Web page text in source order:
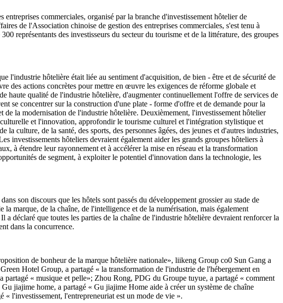
commerciales, organisé par la branche d'investissement hôtelier de
de l'Association chinoise de gestion des entreprises commerciales, s'est tenu à
représentants des investisseurs du secteur du tourisme et de la littérature, des groupes
l'industrie hôtelière était liée au sentiment d'acquisition, de bien - être et de sécurité de
des actions concrètes pour mettre en œuvre les exigences de réforme globale et
haute qualité de l'industrie hôtelière, d'augmenter continuellement l'offre de services de
se concentrer sur la construction d'une plate - forme d'offre et de demande pour la
la modernisation de l'industrie hôtelière. Deuxièmement, l'investissement hôtelier
et l'innovation, approfondir le tourisme culturel et l'intégration stylistique et
culture, de la santé, des sports, des personnes âgées, des jeunes et d'autres industries,
investissements hôteliers devraient également aider les grands groupes hôteliers à
à étendre leur rayonnement et à accélérer la mise en réseau et la transformation
de segment, à exploiter le potentiel d'innovation dans la technologie, les
son discours que les hôtels sont passés du développement grossier au stade de
marque, de la chaîne, de l'intelligence et de la numérisation, mais également
déclaré que toutes les parties de la chaîne de l'industrie hôtelière devraient renforcer la
dans la concurrence.
de bonheur de la marque hôtelière nationale», liikeng Group co0 Sun Gang a
Hotel Group, a partagé « la transformation de l'industrie de l'hébergement en
« musique et pelle»; Zhou Rong, PDG du Groupe tuyue, a partagé « comment
jiajime home, a partagé « Gu jiajime Home aide à créer un système de chaîne
l'investissement, l'entrepreneuriat est un mode de vie ».